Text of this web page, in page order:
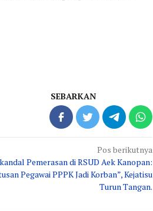
SEBARKAN
Pos berikutnya
Pemerasan di RSUD Aek Kanopan:
Pegawai PPPK Jadi Korban”, Kejatisu
Turun Tangan.